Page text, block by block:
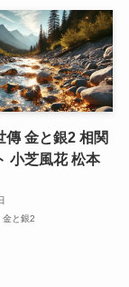
傳 金と銀2 相関
小芝風花 松本
金と銀2